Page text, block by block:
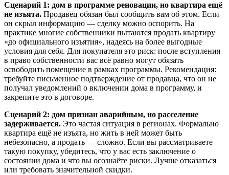
Сценарий 1: дом в программе реновации, но квартира ещё
не изъята. Продавец обязан был сообщить вам об этом. Если
он скрыл информацию — сделку можно оспорить. На
практике многие собственники пытаются продать квартиру
«до официального изъятия», надеясь на более выгодные
условия для себя. Для покупателя это риск: после вступления
в право собственности вас всё равно могут обязать
освободить помещение в рамках программы. Рекомендация:
требуйте письменное подтверждение от продавца, что он не
получал уведомлений о включении дома в программу, и
закрепите это в договоре.
Сценарий 2: дом признан аварийным, но расселение
задерживается. Это частая ситуация в регионах. Формально
квартира ещё не изъята, но жить в ней может быть
небезопасно, а продать — сложно. Если вы рассматриваете
такую покупку, убедитесь, что у вас есть заключение о
состоянии дома и что вы осознаёте риски. Лучше отказаться
или требовать значительной скидки.